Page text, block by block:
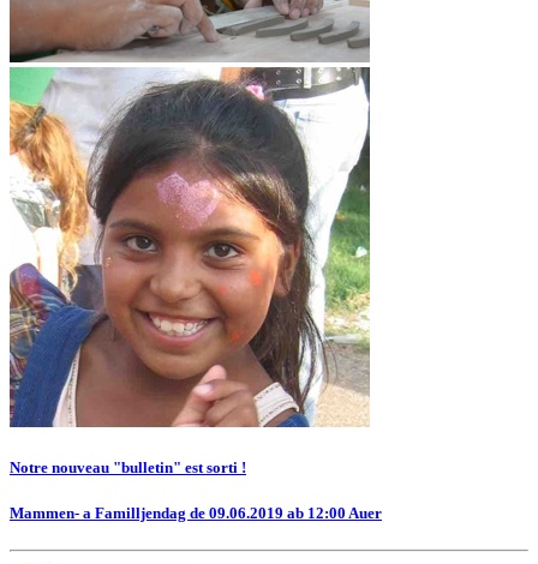
Notre nouveau "bulletin" est sorti !
Mammen- a Familljendag de 09.06.2019 ab 12:00 Auer